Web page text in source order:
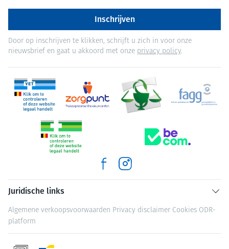
Inschrijven
Door op inschrijven te klikken, schrijft u zich in voor onze
nieuwsbrief en gaat u akkoord met onze privacy policy.
Juridische links
Algemene verkoopsvoorwaarden Privacy disclaimer Cookies ODR-
platform